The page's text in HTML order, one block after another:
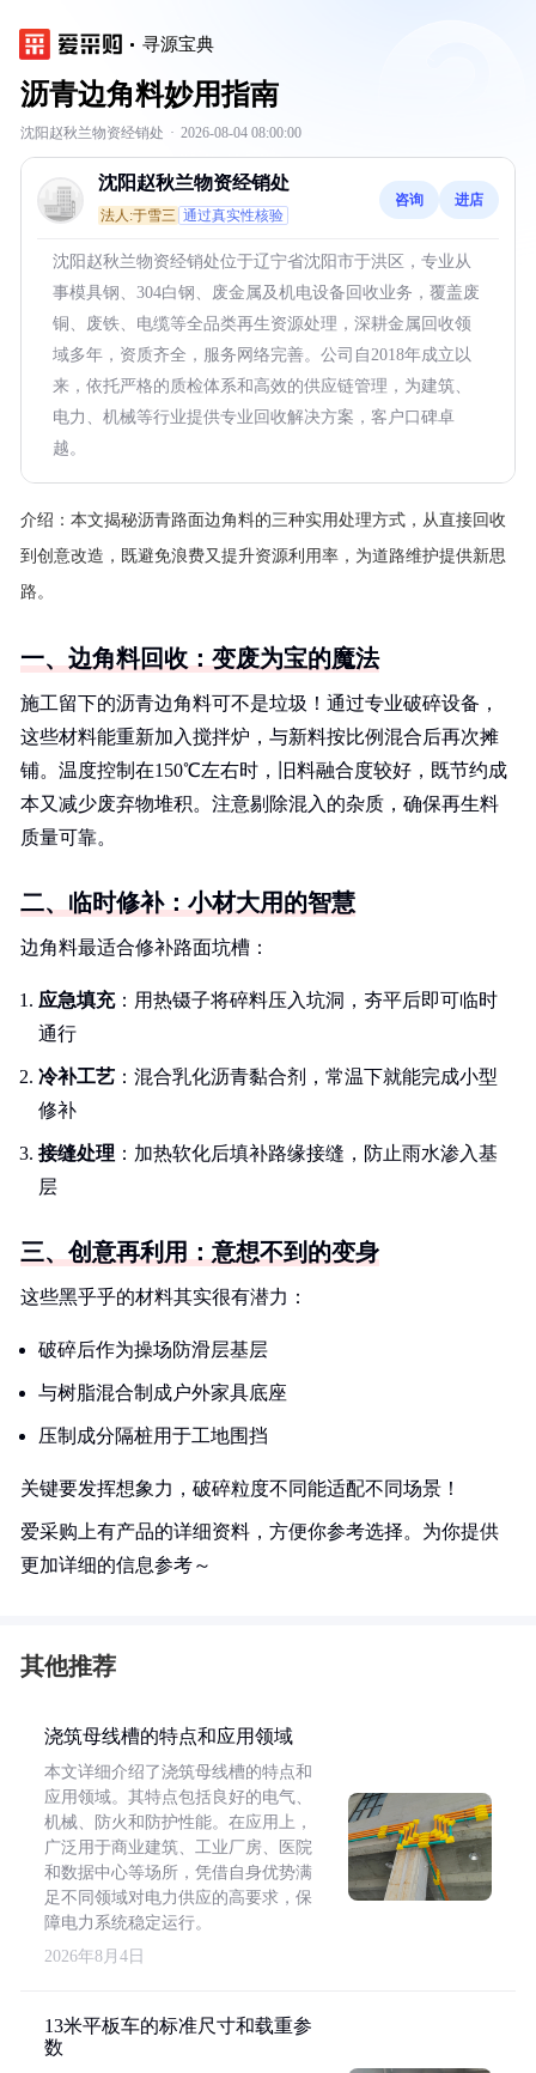
寻源宝典
沥青边角料妙用指南
沈阳赵秋兰物资经销处 · 2026-08-04 08:00:00
沈阳赵秋兰物资经销处
法人:于雪三 通过真实性核验
咨询 进店
沈阳赵秋兰物资经销处位于辽宁省沈阳市于洪区，专业从
事模具钢、304白钢、废金属及机电设备回收业务，覆盖废
铜、废铁、电缆等全品类再生资源处理，深耕金属回收领
域多年，资质齐全，服务网络完善。公司自2018年成立以
来，依托严格的质检体系和高效的供应链管理，为建筑、
电力、机械等行业提供专业回收解决方案，客户口碑卓
越。
介绍： 本文揭秘沥青路面边角料的三种实用处理方式，从直接回收
到创意改造，既避免浪费又提升资源利用率，为道路维护提供新思
路。
一、边角料回收：变废为宝的魔法
施工留下的沥青边角料可不是垃圾！通过专业破碎设备，
这些材料能重新加入搅拌炉，与新料按比例混合后再次摊
铺。温度控制在150℃左右时，旧料融合度较好，既节约成
本又减少废弃物堆积。注意剔除混入的杂质，确保再生料
质量可靠。
二、临时修补：小材大用的智慧
边角料最适合修补路面坑槽：
应急填充：用热镊子将碎料压入坑洞，夯平后即可临时
通行
冷补工艺 ：混合乳化沥青黏合剂，常温下就能完成小型
修补
接缝处理 ：加热软化后填补路缘接缝，防止雨水渗入基
层
三、创意再利用：意想不到的变身
这些黑乎乎的材料其实很有潜力：
破碎后作为操场防滑层基层
与树脂混合制成户外家具底座
压制成分隔桩用于工地围挡
关键要发挥想象力，破碎粒度不同能适配不同场景！
爱采购上有产品的详细资料，方便你参考选择。为你提供
更加详细的信息参考～
其他推荐
浇筑母线槽的特点和应用领域
本文详细介绍了浇筑母线槽的特点和
应用领域。其特点包括良好的电气、
机械、防火和防护性能。在应用上，
广泛用于商业建筑、工业厂房、医院
和数据中心等场所，凭借自身优势满
足不同领域对电力供应的高要求，保
障电力系统稳定运行。
2026年8月4日
13米平板车的标准尺寸和载重参
数